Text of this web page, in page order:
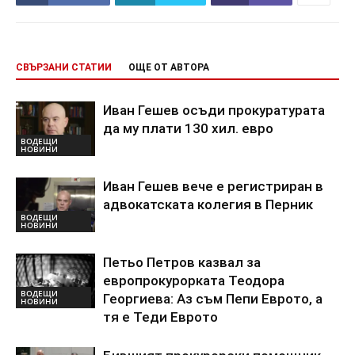
СВЪРЗАНИ СТАТИИ ОЩЕ ОТ АВТОРА
ВОДЕЩИ
НОВИНИ
Иван Гешев осъди прокуратурата
да му плати 130 хил. евро
ВОДЕЩИ
НОВИНИ
Иван Гешев вече е регистриран в
адвокатската колегия в Перник
ВОДЕЩИ
НОВИНИ
Петьо Петров казвал за
европрокурорката Теодора
Георгиева: Аз съм Пепи Еврото, а
тя е Теди Еврото